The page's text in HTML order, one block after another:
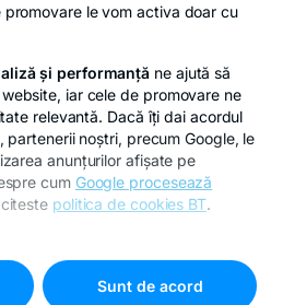
de confidențialitatePolitica de cookies
Transilvania. Toate drepturile
rezervate.
le vom activa doar cu
și performanță ne ajută să
iar cele de promovare ne
relevantă. Dacă îți dai acordul
partenerii noștri, precum Google, le
anunțurilor afișate pe
cum Google procesează
politica de cookies BT.
Sunt de acord